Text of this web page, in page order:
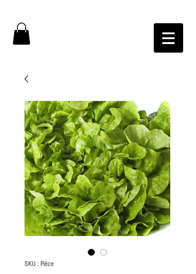
SKU : Pièce